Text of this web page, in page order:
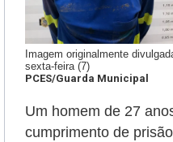
Imagem originalmente
sexta-feira (7)
PCES/Guarda Municipal
Um homem de 27
cumprimento de